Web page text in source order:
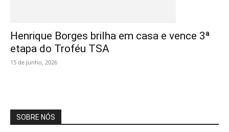
Henrique Borges brilha em casa e vence 3ª
etapa do Troféu TSA
15 de Junho, 2026
SOBRE NÓS